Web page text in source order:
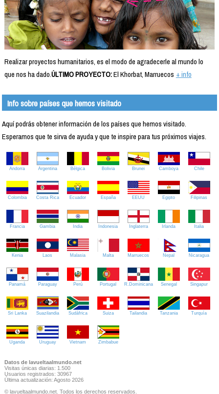
Realizar proyectos humanitarios, es el modo de agradecerle al mundo lo
que nos ha dado.ÚLTIMO PROYECTO:El Khorbat, Marruecos + info
Info sobre países que hemos visitado
Aquí podrás obtener información de los países que hemos visitado.
Esperamos que te sirva de ayuda y que te inspire para tus próximos viajes.
Andorra Argentina Bélgica Bolivia Brunei Camboya Chile
Colombia Costa Rica Ecuador España EEUU Egipto Filipinas
Francia Gambia India Indonesia Inglaterra Irlanda Italia
Kenia Laos Malasia Malta Marruecos Nepal Nicaragua
Panamá Paraguay Perú Portugal R.Dominicana Senegal Singapur
Sri Lanka Suazilandia Sudáfrica Suiza Tailandia Tanzania Turquía
Uganda Uruguay Vietnam Zimbabue
Datos de lavueltaalmundo.net
Visitas únicas diarias: 1.500
Usuarios registrados: 30967
Última actualización: Agosto 2026
© lavueltaalmundo.net. Todos los derechos reservados.